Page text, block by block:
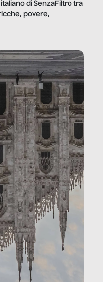
di SenzaFiltro tra
povere,